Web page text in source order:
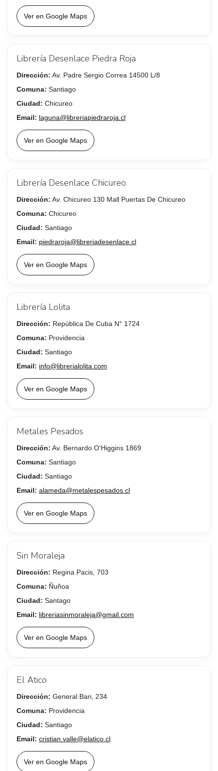
Ver en Google Maps
Librería Desenlace Piedra Roja
Dirección: Av. Padre Sergio Correa 14500 L/8
Comuna: Santiago
Ciudad: Chicureo
Email: laguna@libreriapiedraroja.cl
Ver en Google Maps
Librería Desenlace Chicureo
Dirección: Av. Chicureo 130 Mall Puertas De Chicureo
Comuna: Chicureo
Ciudad: Santiago
Email: piedraroja@libreriadesenlace.cl
Ver en Google Maps
Librería Lolita
Dirección: República De Cuba N° 1724
Comuna: Providencia
Ciudad: Santiago
Email: info@librerialolita.com
Ver en Google Maps
Metales Pesados
Dirección: Av. Bernardo O'Higgins 1869
Comuna: Santiago
Ciudad: Santiago
Email: alameda@metalespesados.cl
Ver en Google Maps
Sin Moraleja
Dirección: Regina Pacis, 703
Comuna: Ñuñoa
Ciudad: Santago
Email: libreriasinmoraleja@gmail.com
Ver en Google Maps
El Atico
Dirección: General Bari, 234
Comuna: Providencia
Ciudad: Santiago
Email: cristian.valle@elatico.cl
Ver en Google Maps